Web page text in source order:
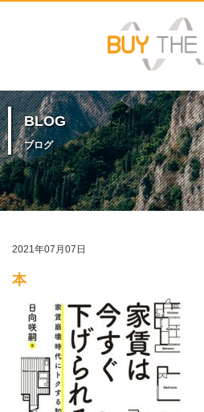
BLOG
ブログ
2021年07月07日
本